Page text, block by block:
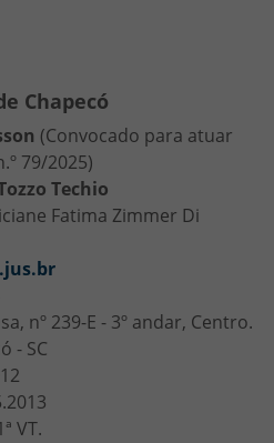
Chapecó
(Convocado para atuar
79/2025)
Techio
Fatima Zimmer Di
nº 239-E - 3º andar, Centro.
- SC
VT.